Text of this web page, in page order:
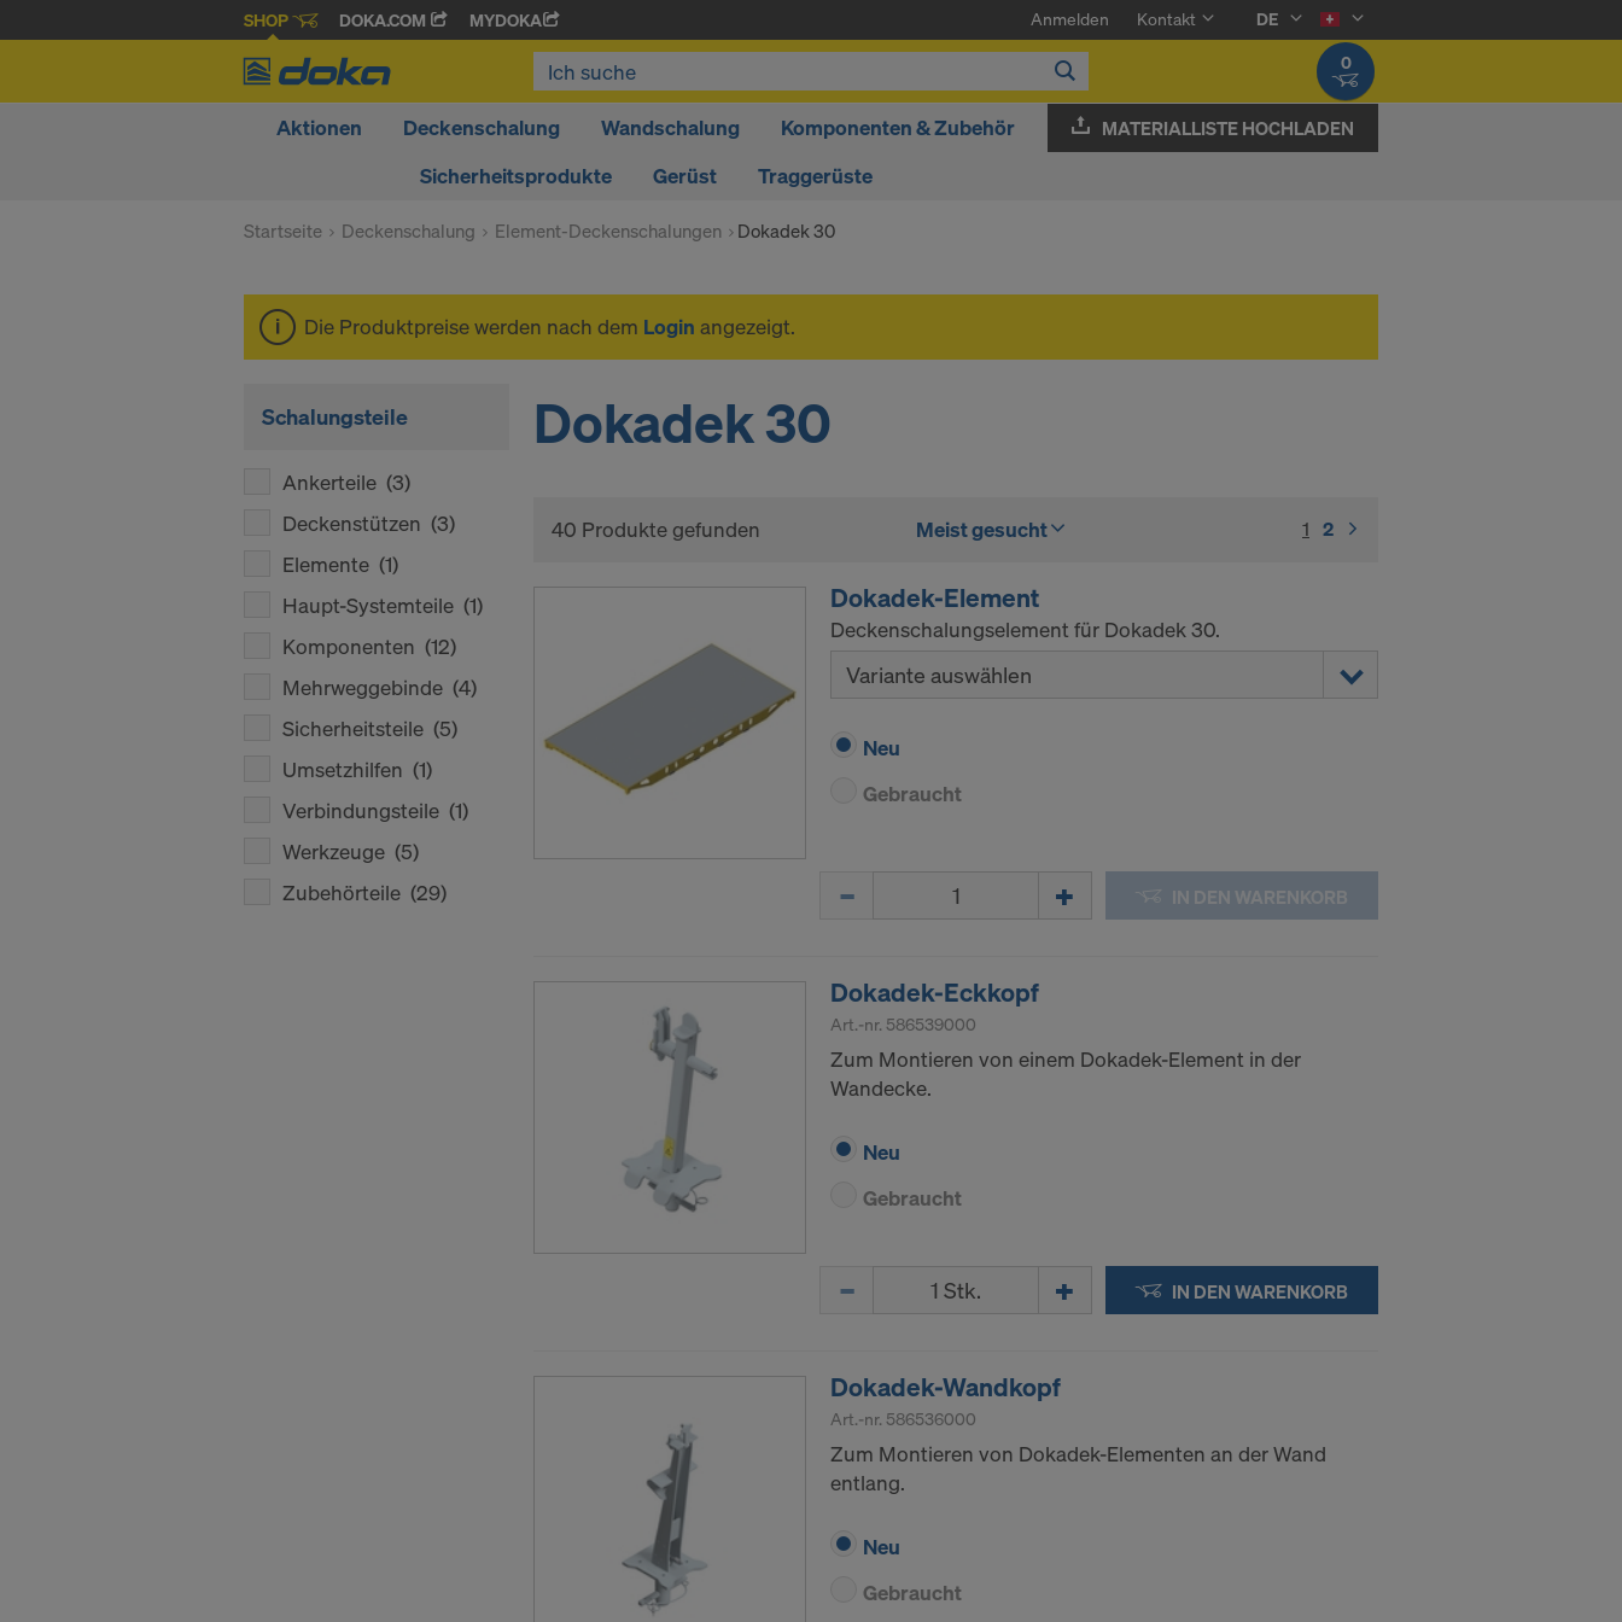
SHOP DOKA.COM MYDOKA Anmelden Kontakt
DE
0
Aktionen Deckenschalung Wandschalung
Komponenten & Zubehör
Sicherheitsprodukte
Gerüst Traggerüste
MATERIALLISTE HOCHLADEN
Startseite Deckenschalung Element-Deckenschalungen Dokadek 30
Die Produktpreise werden nach dem Login angezeigt.
Schalungsteile
Ankerteile (3)
Deckenstützen (3)
Elemente (1)
Haupt-Systemteile (1)
Komponenten (12)
Mehrweggebinde (4)
Sicherheitsteile (5)
Umsetzhilfen (1)
Verbindungsteile (1)
Werkzeuge (5)
Zubehörteile (29)
Dokadek 30
40 Produkte gefunden Meist gesucht 1 (current)
2
Dokadek-Element
Deckenschalungselement für Dokadek 30.
Variante auswählen
Neu
Gebraucht
IN DEN WARENKORB
Dokadek-Eckkopf
Art.-nr. 586539000
Zum Montieren von einem Dokadek-Element in der
Wandecke.
Neu
Gebraucht
IN DEN WARENKORB
Dokadek-Wandkopf
Art.-nr. 586536000
Zum Montieren von Dokadek-Elementen an der Wand
entlang.
Neu
Gebraucht